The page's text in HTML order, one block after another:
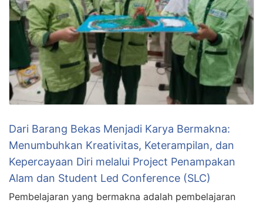
Dari Barang Bekas Menjadi Karya Bermakna:
Menumbuhkan Kreativitas, Keterampilan, dan
Kepercayaan Diri melalui Project Penampakan
Alam dan Student Led Conference (SLC)
Pembelajaran yang bermakna adalah pembelajaran